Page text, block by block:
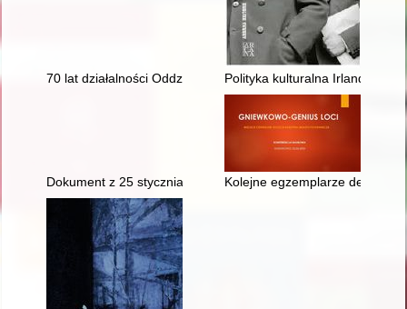
70 lat działalności Oddziału Stowarzyszenia Inżynierów i
Polityka kulturalna Irlandii w
Dokument z 25 stycznia 1479 r. : Berlin, 25 stycznia 1479 r. :
Kolejne egzemplarze denarów